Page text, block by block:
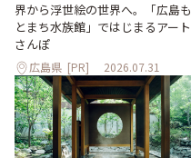
界から浮世絵の世界へ。「広島も
とまち水族館」ではじまるアート
さんぽ
広島県 [PR] 2026.07.31